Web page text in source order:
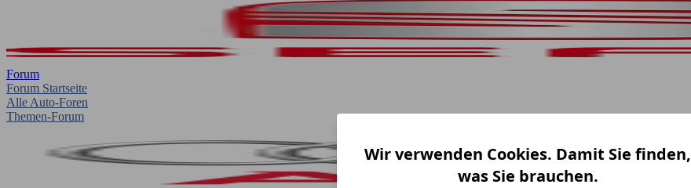
Forum
Forum Startseite
Alle Auto-Foren
Themen-Forum
Wir verwenden Cookies. Damit Sie finden,
was Sie brauchen.